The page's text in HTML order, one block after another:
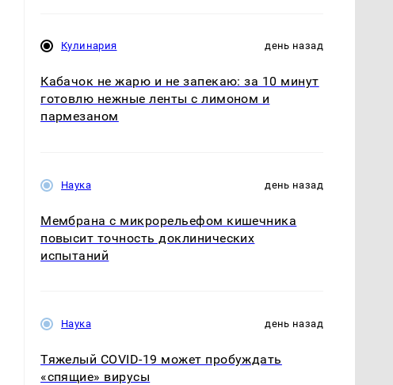
Кулинария день назад
Кабачок не жарю и не запекаю: за 10 минут
готовлю нежные ленты с лимоном и
пармезаном
Наука день назад
Мембрана с микрорельефом кишечника
повысит точность доклинических
испытаний
Наука день назад
Тяжелый COVID-19 может пробуждать
«спящие» вирусы